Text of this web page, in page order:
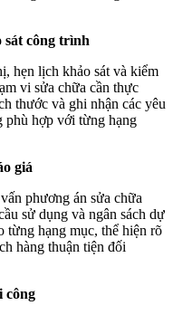
công trình
hẹn lịch khảo sát và kiểm
vi sửa chữa cần thực
thước và ghi nhận các yêu
phù hợp với từng hạng
giá
phương án sửa chữa
sử dụng và ngân sách dự
từng hạng mục, thể hiện rõ
hàng thuận tiện đối
công